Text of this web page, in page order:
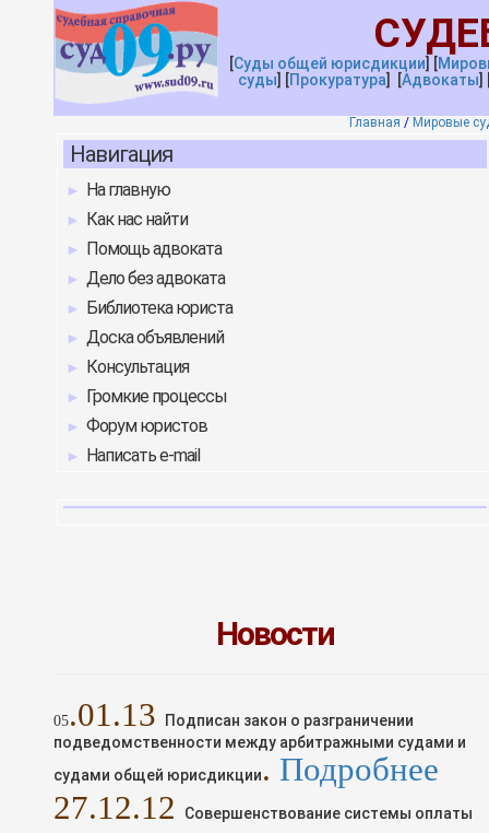
[Суды общей юрисдикции] [
суды] [Прокуратура] [Адвокаты]
Главная / Мировые
Навигация
На главную
Как нас найти
Помощь адвоката
Дело без адвоката
Библиотека юриста
Доска объявлений
Консультация
Громкие процессы
Форум юристов
Написать e-mail
Новости
05.01.13
Подписан закон о разграничении
подведомственности между арбитражными судами и
судами общей юрисдикции. Подробнее
27.12.12 Совершенствование системы оплаты